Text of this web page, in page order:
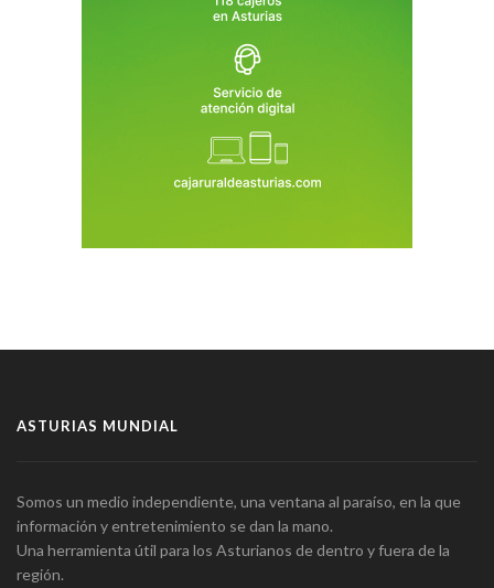
ASTURIAS MUNDIAL
Somos un medio independiente, una ventana al paraíso, en la que
información y entretenimiento se dan la mano.
Una herramienta útil para los Asturianos de dentro y fuera de la
región.